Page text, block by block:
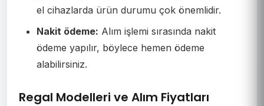
el cihazlarda ürün durumu çok önemlidir.
Nakit ödeme: Alım işlemi sırasında nakit
ödeme yapılır, böylece hemen ödeme
alabilirsiniz.
Regal Modelleri ve Alım Fiyatları